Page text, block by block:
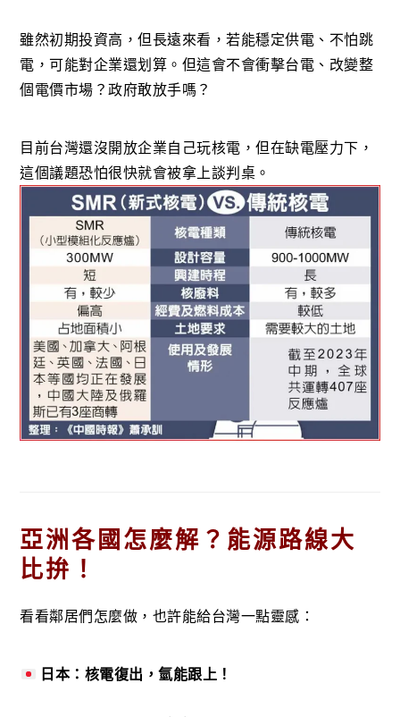
雖然初期投資高，但長遠來看，若能穩定供電、不怕跳
電，可能對企業還划算。但這會不會衝擊台電、改變整
個電價市場？政府敢放手嗎？
目前台灣還沒開放企業自己玩核電，但在缺電壓力下，
這個議題恐怕很快就會被拿上談判桌。
亞洲各國怎麼解？能源路線大
比拚！
看看鄰居們怎麼做，也許能給台灣一點靈感：
日本：核電復出，氫能跟上！